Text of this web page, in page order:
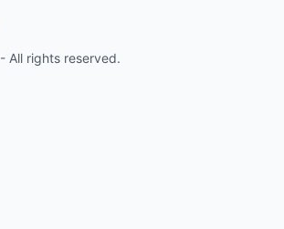
All rights reserved.